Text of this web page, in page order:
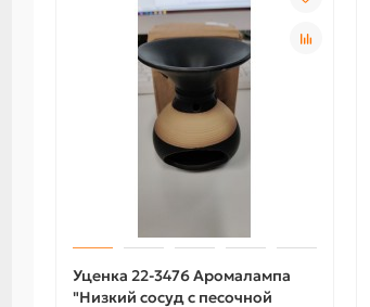
Уценка 22-3476 Аромалампа
"Низкий сосуд с песочной